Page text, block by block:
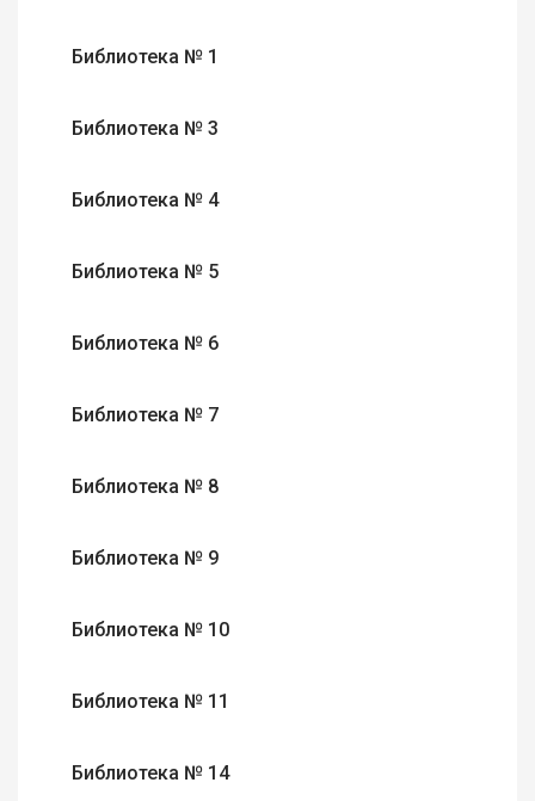
Библиотека № 1
Библиотека № 3
Библиотека № 4
Библиотека № 5
Библиотека № 6
Библиотека № 7
Библиотека № 8
Библиотека № 9
Библиотека № 10
Библиотека № 11
Библиотека № 14